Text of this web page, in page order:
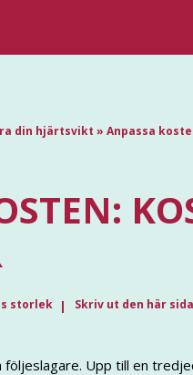
din hjärtsvikt » Anpassa
storlek Skriv ut den här
följeslagare. Upp till en